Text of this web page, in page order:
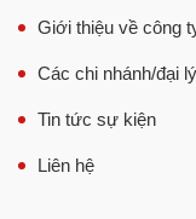
là thiết bị không
Đặc điểm nổi
Giới thiệu về công
Các chi nhánh/đại
Tin tức sự kiện
Liên hệ